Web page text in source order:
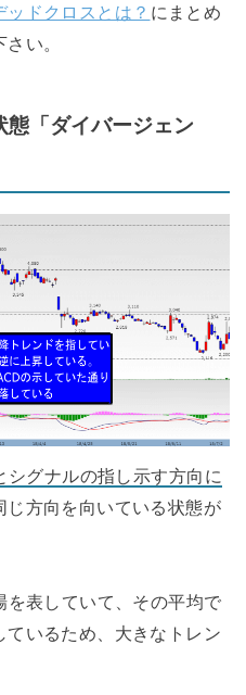
ドクロスとは？ にまとめ
い。
「ダイバージェン
シグナルの指し示す方向に
じ方向を向いている状態が
を表していて、その平均で
いるため、大きなトレン